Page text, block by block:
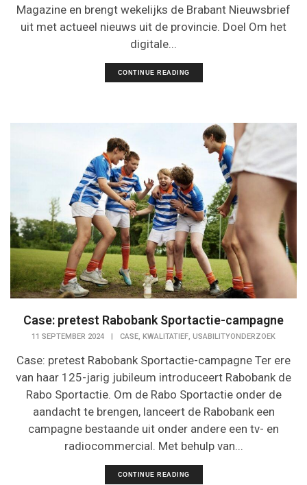
Magazine en brengt wekelijks de Brabant Nieuwsbrief
uit met actueel nieuws uit de provincie. Doel Om het
digitale...
CONTINUE READING
Case: pretest Rabobank Sportactie-campagne
11 SEPTEMBER 2024 CASE, KWALITATIEF, USABILITYONDERZOEK
Case: pretest Rabobank Sportactie-campagne Ter ere
van haar 125-jarig jubileum introduceert Rabobank de
Rabo Sportactie. Om de Rabo Sportactie onder de
aandacht te brengen, lanceert de Rabobank een
campagne bestaande uit onder andere een tv- en
radiocommercial. Met behulp van...
CONTINUE READING